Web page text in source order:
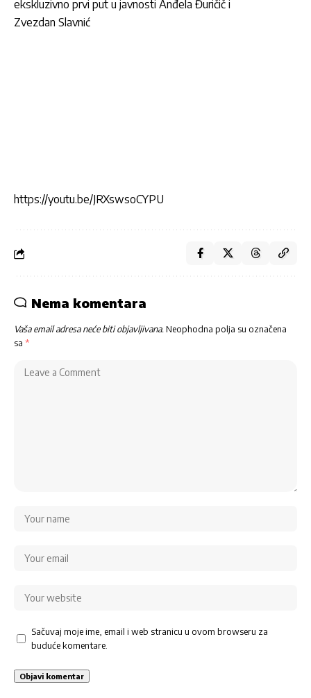
ekskluzivno prvi put u javnosti Anđela Đuričič i
Zvezdan Slavnić
https://youtu.be/JRXswsoCYPU
Nema komentara
Vaša email adresa neće biti objavljivana. Neophodna polja su označena
sa *
Sačuvaj moje ime, email i web stranicu u ovom browseru za
buduće komentare.